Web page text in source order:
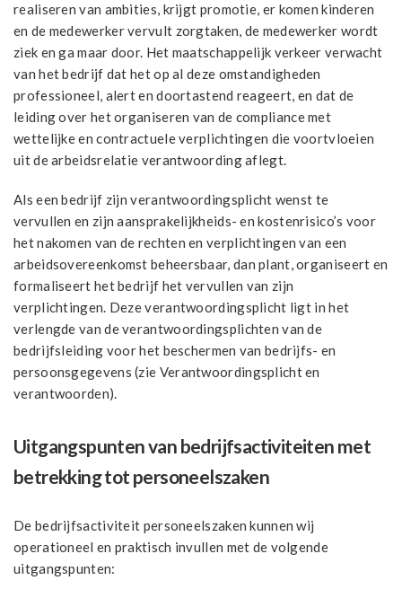
realiseren van ambities, krijgt promotie, er komen kinderen
en de medewerker vervult zorgtaken, de medewerker wordt
ziek en ga maar door. Het maatschappelijk verkeer verwacht
van het bedrijf dat het op al deze omstandigheden
professioneel, alert en doortastend reageert, en dat de
leiding over het organiseren van de compliance met
wettelijke en contractuele verplichtingen die voortvloeien
uit de arbeidsrelatie verantwoording aflegt.
Als een bedrijf zijn verantwoordingsplicht wenst te
vervullen en zijn aansprakelijkheids- en kostenrisico’s voor
het nakomen van de rechten en verplichtingen van een
arbeidsovereenkomst beheersbaar, dan plant, organiseert en
formaliseert het bedrijf het vervullen van zijn
verplichtingen. Deze verantwoordingsplicht ligt in het
verlengde van de verantwoordingsplichten van de
bedrijfsleiding voor het beschermen van bedrijfs- en
persoonsgegevens (zie Verantwoordingsplicht en
verantwoorden).
Uitgangspunten van bedrijfsactiviteiten met
betrekking tot personeelszaken
De bedrijfsactiviteit personeelszaken kunnen wij
operationeel en praktisch invullen met de volgende
uitgangspunten: